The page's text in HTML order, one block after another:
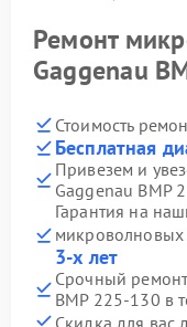
Ремонт
Gaggenau
Стоимость
Бесплатная
Привезем и
Gaggenau BMP
Гарантия на
3-х лет
Срочный
BMP 225-130 в